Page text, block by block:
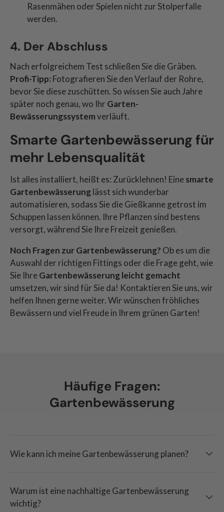
Rasenmähen oder Spielen nicht zur Stolperfalle
werden.
4. Der Abschluss
Nach erfolgreichem Test schließen Sie die Gräben.
Profi-Tipp: Fotografieren Sie den Verlauf der Rohre,
bevor Sie diese zuschütten. So wissen Sie auch Jahre
später noch genau, wo Ihr Garten-
Bewässerungssystemverläuft.
Smarte Gartenbewässerung für
mehr Lebensqualität
Ist alles installiert, heißt es: Zurücklehnen! Einesmarte
Gartenbewässerunglässt sich wunderbar
automatisieren, sodass Sie die Gießkanne getrost im
Schuppen lassen können. Ihre Pflanzen sind bestens
versorgt, während Sie Ihre Freizeit genießen.
Noch Fragen zur Gartenbewässerung? Ob es um die
Auswahl der richtigen Fittings oder die Frage geht, wie
Sie IhreGartenbewässerung leicht gemacht
umsetzen, wir sind für Sie da! Kontaktieren Sie uns, wir
helfen Ihnen gerne weiter. Wir wünschen fröhliches
Bewässern und viel Freude in Ihrem grünen Garten!
Häufige Fragen:
Gartenbewässerung
Wie kann ich meine Gartenbewässerung planen?
Warum ist eine nachhaltige Gartenbewässerung
wichtig?